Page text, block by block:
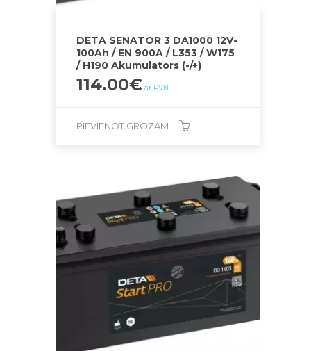
DETA SENATOR 3 DA1000 12V-
100Ah / EN 900A / L353 / W175
/ H190 Akumulators (-/+)
114.00€ ar PVN
PIEVIENOT GROZAM